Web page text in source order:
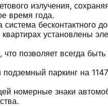
излучения,
время года.
бесконтактного
установлены
позволяет всегда
паркинг на
номерные знаки